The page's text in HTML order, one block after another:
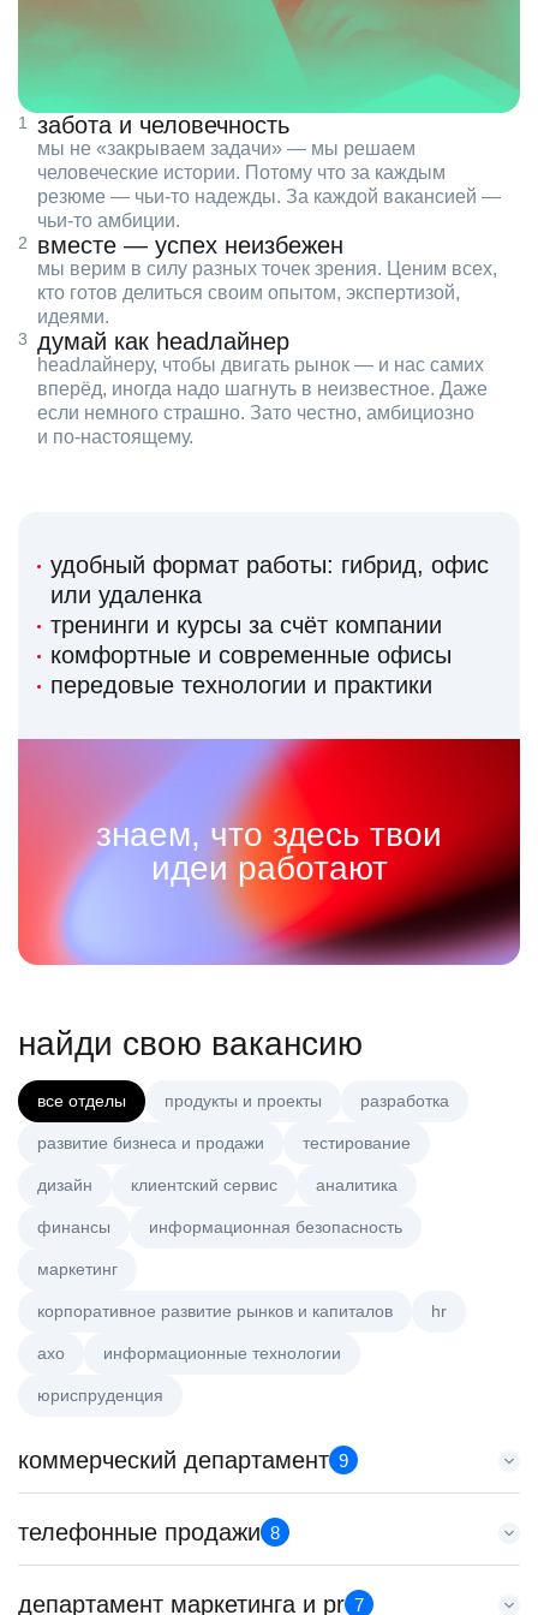
забота и человечность
мы не «закрываем задачи» — мы решаем
человеческие истории. Потому что за каждым
резюме — чьи‑то надежды. За каждой вакансией —
чьи‑то амбиции.
вместе — успех неизбежен
мы верим в силу разных точек зрения. Ценим всех,
кто готов делиться своим опытом, экспертизой,
идеями.
думай как headлайнер
headлайнеру, чтобы двигать рынок — и нас самих
вперёд, иногда надо шагнуть в неизвестное. Даже
если немного страшно. Зато честно, амбициозно
и по‑настоящему.
удобный формат работы: гибрид, офис
или удаленка
тренинги и курсы за счёт компании
комфортные и современные офисы
передовые технологии и практики
знаем, что здесь твои
идеи работают
найди свою вакансию
все отделы продукты и проекты разработка
развитие бизнеса и продажи тестирование
дизайн клиентский сервис аналитика
финансы информационная безопасность
маркетинг
корпоративное развитие рынков и капиталов hr
axo информационные технологии
юриспруденция
коммерческий департамент 9
Менеджер по работе с ключевыми клиентами (КАМ)
HeadHunter::Коммерческий департамент
з/п не указана
телефонные продажи 8
департамент маркетинга и pr 7